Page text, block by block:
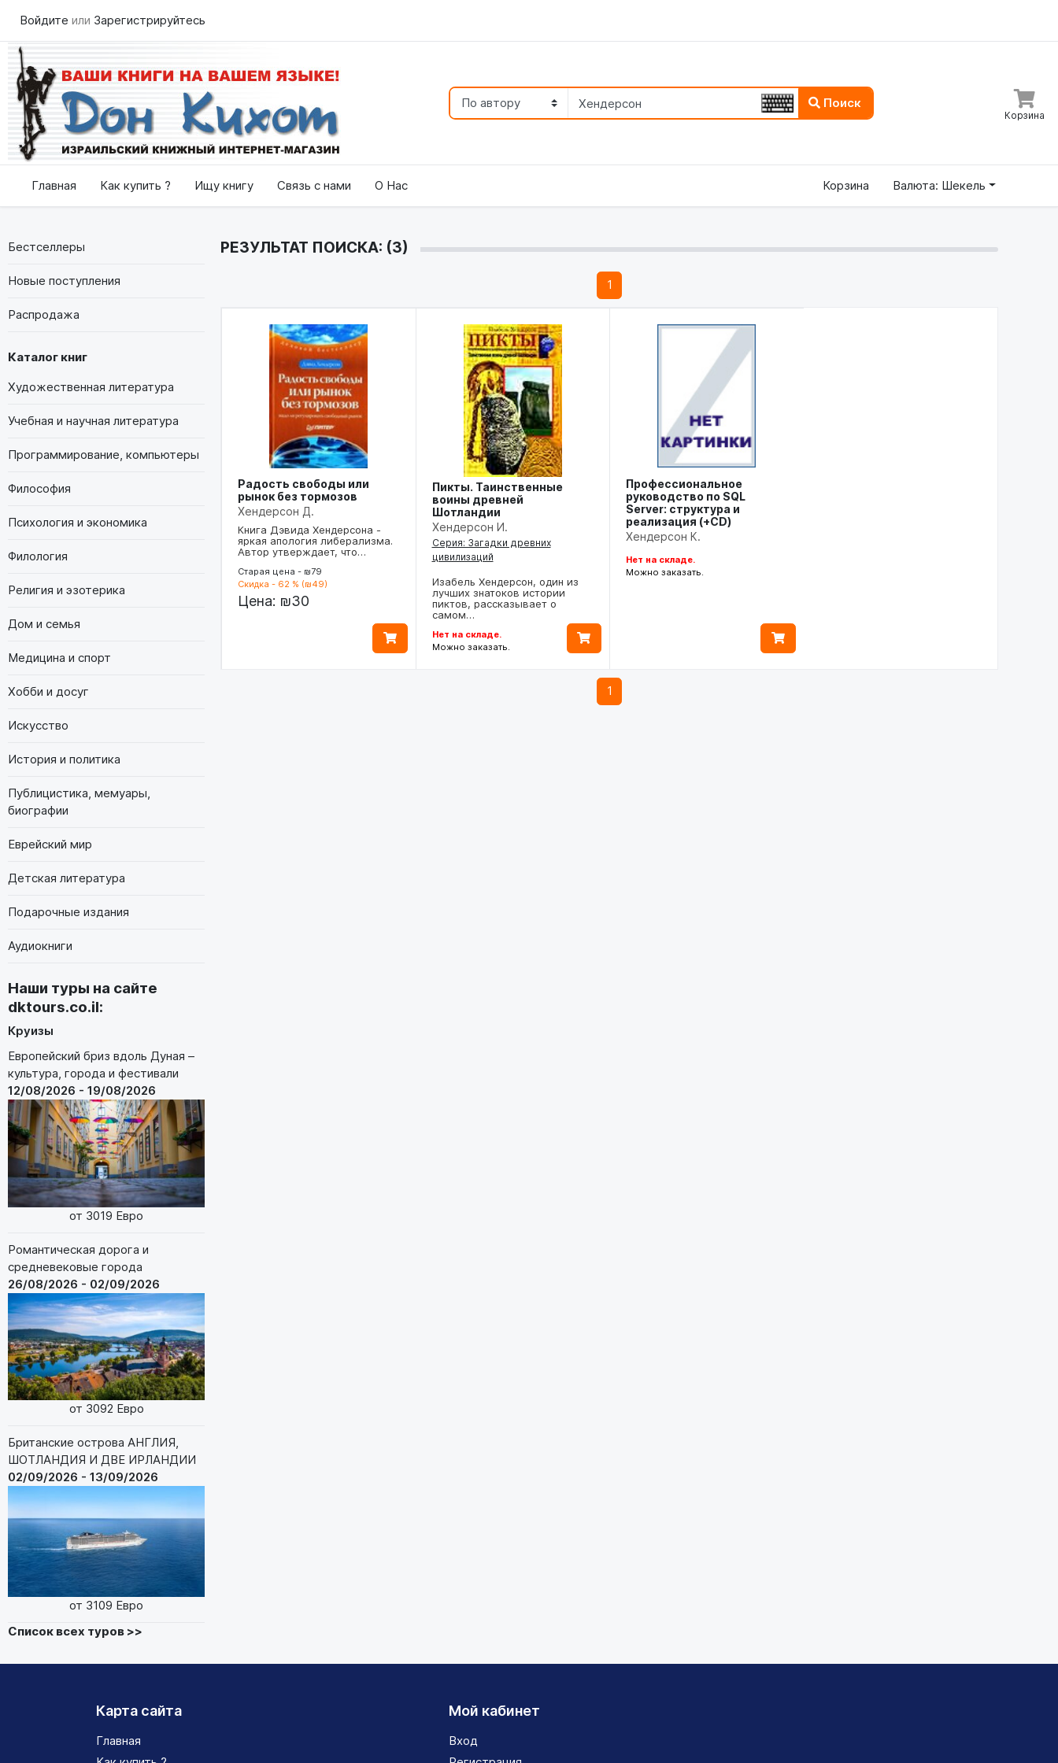
Войдите или Зарегистрируйтесь
Поиск
Корзина
Главная Как купить ? Ищу книгу Связь с нами О Нас Корзина Валюта: Шекель
Бестселлеры
Новые поступления
Распродажа
Каталог книг
Художественная литература
Учебная и научная литература
Программирование, компьютеры
Философия
Психология и экономика
Филология
Религия и эзотерика
Дом и семья
Медицина и спорт
Хобби и досуг
Искусство
История и политика
Публицистика, мемуары,
биографии
Еврейский мир
Детская литература
Подарочные издания
Аудиокниги
Наши туры на сайте
dktours.co.il:
Круизы
Европейский бриз вдоль Дуная –
культура, города и фестивали
12/08/2026 - 19/08/2026
от 3019 Евро
Романтическая дорога и
средневековые города
26/08/2026 - 02/09/2026
от 3092 Евро
Британские острова АНГЛИЯ,
ШОТЛАНДИЯ И ДВЕ ИРЛАНДИИ
02/09/2026 - 13/09/2026
от 3109 Евро
Список всех туров >>
РЕЗУЛЬТАТ ПОИСКА: (3)
1
Радость свободы или
рынок без тормозов
Хендерсон Д.
Книга Дэвида Хендерсона -
яркая апология либерализма.
Автор утверждает, что…
Старая цена - ₪79
Скидка - 62 % (₪49)
Цена: ₪30
Пикты. Таинственные
воины древней
Шотландии
Хендерсон И.
Серия: Загадки древних
цивилизаций
Изабель Хендерсон, один из
лучших знатоков истории
пиктов, рассказывает о
самом…
Нет на складе.
Можно заказать.
Профессиональное
руководство по SQL
Server: структура и
реализация (+CD)
Хендерсон К.
Нет на складе.
Можно заказать.
1
Карта сайта
Главная
Мой кабинет
Вход